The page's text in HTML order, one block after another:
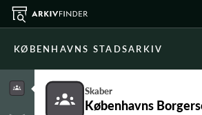
KØBENHAVNS STADSARKIV
Skaber
Københavns